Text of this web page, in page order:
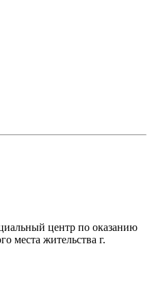
центр по оказанию
места жительства г.